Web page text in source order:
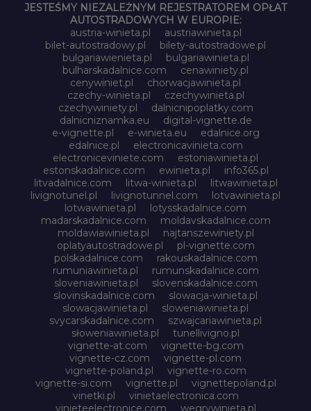
JESTEŚMY NIEZALEŻNYM REJESTRATOREM OPŁAT
AUTOSTRADOWYCH W EUROPIE:
austria-winieta.pl
austriawinieta.pl
bilet-autostradowy.pl
bilety-autostradowe.pl
bulgariawienieta.pl
bulgariawinieta.pl
bulharskadalnice.com
cenawiniety.pl
cenywiniet.pl
chorwacjawinieta.pl
czechy-winieta.pl
czechywinieta.pl
czechywiniety.pl
dalnicnipoplatky.com
dalnicniznamka.eu
digital-vignette.de
e-vignette.pl
e-winieta.eu
edalnice.org
edalnice.pl
electronicavinieta.com
electroniceviniete.com
estoniawinieta.pl
estonskadalnice.com
ewinieta.pl
info365.pl
litvadalnice.com
litwa-winieta.pl
litwawinieta.pl
livignotunel.pl
livignotunnel.com
lotvawinieta.pl
lotwawinieta.pl
lotysskadalnice.com
madarskadalnice.com
moldavskadalnice.com
moldawiawinieta.pl
najtanszewiniety.pl
oplatyautostradowe.pl
pl-vignette.com
polskadalnice.com
rakouskadalnice.com
rumuniawinieta.pl
rumunskadalnice.com
sloveniawinieta.pl
slovenskadalnice.com
slovinskadalnice.com
slowacja-winieta.pl
slowacjawinieta.pl
sloweniawinieta.pl
svycarskadalnice.com
szwajcariawinieta.pl
słoweniawinieta.pl
tunellivigno.pl
vignette-at.com
vignette-bg.com
vignette-cz.com
vignette-pl.com
vignette-poland.pl
vignette-ro.com
vignette-si.com
vignette.pl
vignettepoland.pl
vinetki.pl
vinietaelectronica.com
vinieteelectronice.com
wegrywinieta.pl